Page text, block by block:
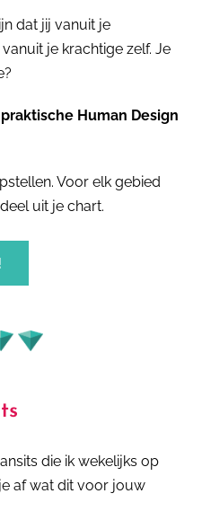
dat jij vanuit je
je krachtige zelf. Je
Human Design
Voor elk gebied
uit je chart.
die ik wekelijks op
af wat dit voor jouw